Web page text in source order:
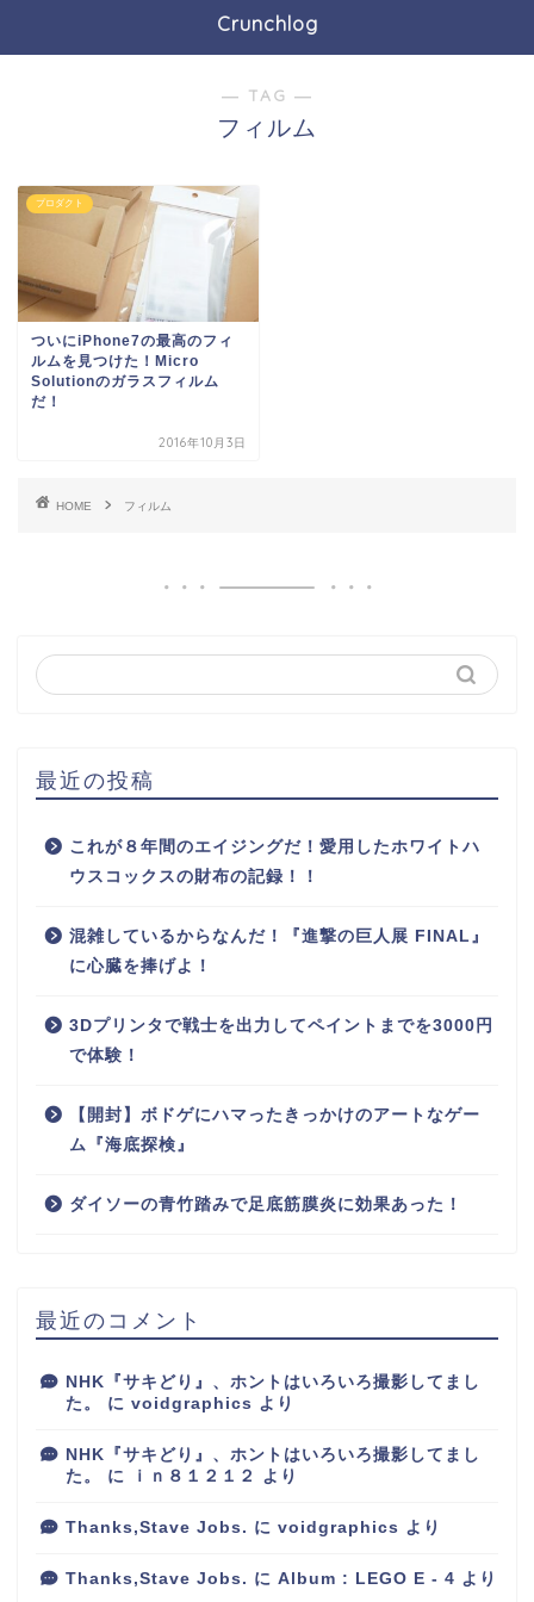
Crunchlog
― TAG ―
フィルム
プロダクト
ついにiPhone7の最高のフィ
ルムを見つけた！Micro
Solutionのガラスフィルム
だ！
2016年10月3日
HOME フィルム
最近の投稿
これが８年間のエイジングだ！愛用したホワイトハ
ウスコックスの財布の記録！！
混雑しているからなんだ！『進撃の巨人展 FINAL』
に心臓を捧げよ！
3Dプリンタで戦士を出力してペイントまでを3000円
で体験！
【開封】ボドゲにハマったきっかけのアートなゲー
ム『海底探検』
ダイソーの青竹踏みで足底筋膜炎に効果あった！
最近のコメント
NHK『サキどり』、ホントはいろいろ撮影してまし
た。
に voidgraphics より
NHK『サキどり』、ホントはいろいろ撮影してまし
た。
に ｉｎ８１２１２ より
Thanks,Stave Jobs. に voidgraphics より
Thanks,Stave Jobs. に Album : LEGO E - 4 より